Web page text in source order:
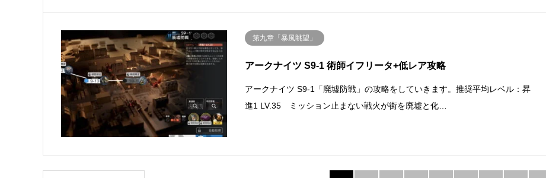
第九章「暴風眺望」
アークナイツ S9-1 術師イフリータ+低レア攻略
アークナイツ S9-1「廃墟防戦」の攻略をしていきます。推奨平均レベル：昇
進1 LV.35 ミッション止まない戦火が街を廃墟と化…